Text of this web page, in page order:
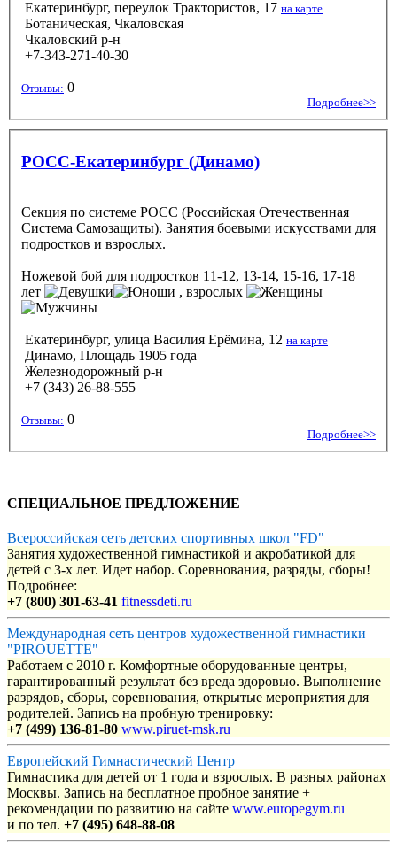
Екатеринбург, переулок Трактористов, 17 на карте
Ботаническая, Чкаловская
Чкаловский р-н
+7-343-271-40-30
Отзывы: 0
Подробнее>>
РОСС-Екатеринбург (Динамо)
Секция по системе РОСС (Российская Отечественная
Система Самозащиты). Занятия боевыми искусствами для
подростков и взрослых.
Ножевой бой для подростков 11-12, 13-14, 15-16, 17-18
лет
, взрослых
Екатеринбург, улица Василия Ерёмина, 12 на карте
Динамо, Площадь 1905 года
Железнодорожный р-н
+7 (343) 26-88-555
Отзывы: 0
Подробнее>>
СПЕЦИАЛЬНОЕ ПРЕДЛОЖЕНИЕ
Всероссийская сеть детских спортивных школ "FD"
Занятия художественной гимнастикой и акробатикой для
детей с 3-х лет. Идет набор. Соревнования, разряды, сборы!
Подробнее:
+7 (800) 301-63-41 fitnessdeti.ru
Международная сеть центров художественной гимнастики
"PIROUETTE"
Работаем с 2010 г. Комфортные оборудованные центры,
гарантированный результат без вреда здоровью. Выполнение
разрядов, сборы, соревнования, открытые мероприятия для
родителей. Запись на пробную тренировку:
+7 (499) 136-81-80 www.piruet-msk.ru
Европейский Гимнастический Центр
Гимнастика для детей от 1 года и взрослых. В разных районах
Москвы. Запись на бесплатное пробное занятие +
рекомендации по развитию на сайте www.europegym.ru
и по тел. +7 (495) 648-88-08